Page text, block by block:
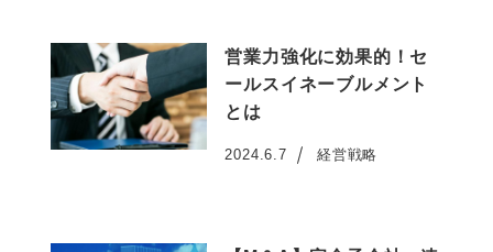
営業力強化に効果的！セ
ールスイネーブルメント
とは
投稿日
2024.6.7 経営戦略